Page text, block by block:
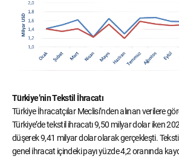
Türkiye’nin Tekstil İhracatı
Türkiye İhracatçılar Meclisi’nden alınan verilere
Türkiye’de tekstil ihracatı 9,50 milyar dolar iken
düşerek 9,41 milyar dolar olarak gerçekleşti.
genel ihracat içindeki payı yüzde 4,2 oranında